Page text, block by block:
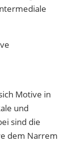
Motive in
und
sind die
dem Narrem